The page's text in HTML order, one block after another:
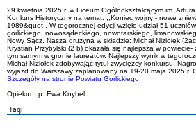
29 kwietnia 2025 r. w Liceum Ogólnokształcącym im.
Konkurs Historyczny na temat: ,,Koniec wojny - nowe
1989&quot;. W tegorocznej edycji wzięło udział 51
gorlickiego, nowosądeckiego, nowotarskiego,
Nowy Sącz. Nasza drużyna w składzie: Michał Niziołek
Krystian Przybylski (2 b) okazała się najlepsza w powiecie-
tym samym w gronie laureatów. Najlepszy wynik w
Michał Niziołek zdobywając tytuł zwycięzcy konkursu.
wyjazd do Warszawy zaplanowany na 19-20 maja 2025 r.
Szczegóły na stronie Powiatu Gorlickiego:
Opiekun: p. Ewa Knybel
Tagi